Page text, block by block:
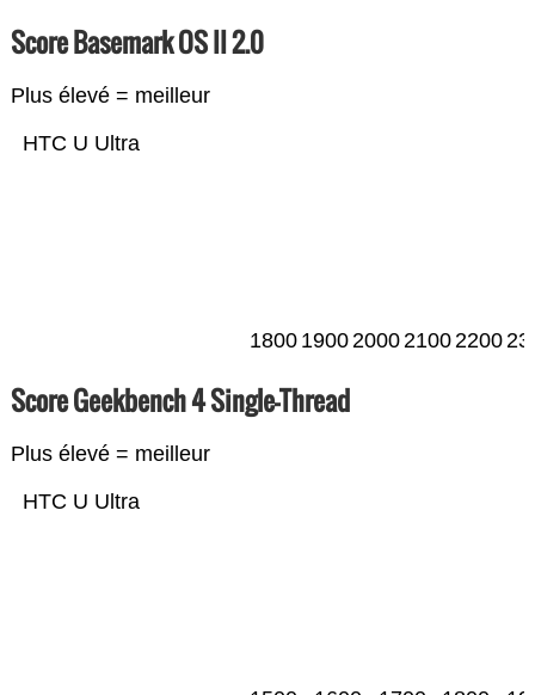
Score Basemark OS II 2.0
Plus élevé = meilleur
HTC U Ultra
1800 1900200021002200
Score Geekbench 4 Single-Thread
Plus élevé = meilleur
HTC U Ultra